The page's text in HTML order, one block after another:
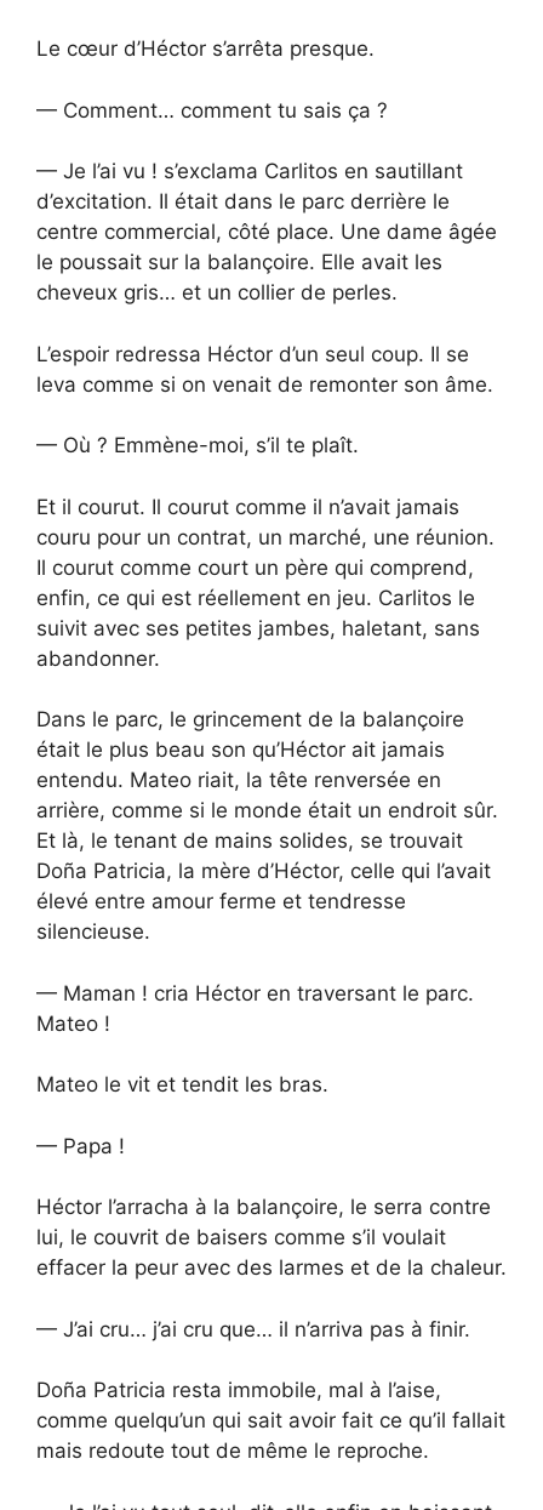
Le cœur d’Héctor s’arrêta presque.
— Comment… comment tu sais ça ?
— Je l’ai vu ! s’exclama Carlitos en sautillant
d’excitation. Il était dans le parc derrière le
centre commercial, côté place. Une dame âgée
le poussait sur la balançoire. Elle avait les
cheveux gris… et un collier de perles.
L’espoir redressa Héctor d’un seul coup. Il se
leva comme si on venait de remonter son âme.
— Où ? Emmène-moi, s’il te plaît.
Et il courut. Il courut comme il n’avait jamais
couru pour un contrat, un marché, une réunion.
Il courut comme court un père qui comprend,
enfin, ce qui est réellement en jeu. Carlitos le
suivit avec ses petites jambes, haletant, sans
abandonner.
Dans le parc, le grincement de la balançoire
était le plus beau son qu’Héctor ait jamais
entendu. Mateo riait, la tête renversée en
arrière, comme si le monde était un endroit sûr.
Et là, le tenant de mains solides, se trouvait
Doña Patricia, la mère d’Héctor, celle qui l’avait
élevé entre amour ferme et tendresse
silencieuse.
— Maman ! cria Héctor en traversant le parc.
Mateo !
Mateo le vit et tendit les bras.
— Papa !
Héctor l’arracha à la balançoire, le serra contre
lui, le couvrit de baisers comme s’il voulait
effacer la peur avec des larmes et de la chaleur.
— J’ai cru… j’ai cru que… il n’arriva pas à finir.
Doña Patricia resta immobile, mal à l’aise,
comme quelqu’un qui sait avoir fait ce qu’il fallait
mais redoute tout de même le reproche.